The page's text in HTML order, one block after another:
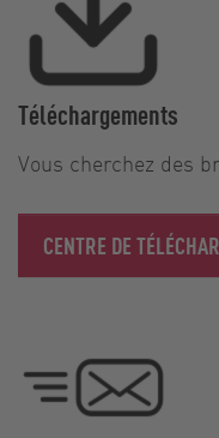
Téléchargements
Vous cherchez des
CENTRE DE